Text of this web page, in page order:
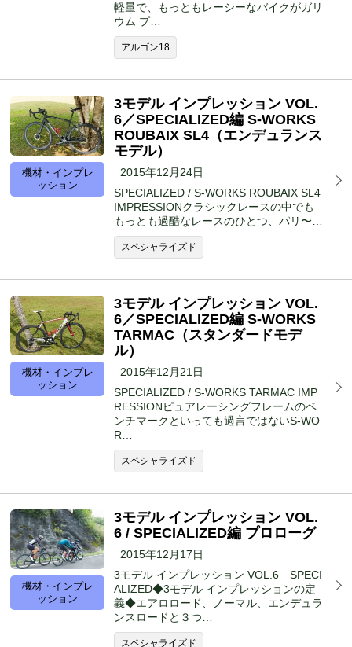
軽量で、もっともレーシーなバイクがガリ
ウム プ…
アルゴン18
機材・インプレ
ッション
3モデル インプレッション VOL.
6／SPECIALIZED編 S-WORKS
ROUBAIX SL4（エンデュランス
モデル）
2015年12月24日
SPECIALIZED / S-WORKS ROUBAIX SL4
IMPRESSIONクラシックレースの中でも
もっとも過酷なレースのひとつ、パリ〜…
スペシャライズド
機材・インプレ
ッション
3モデル インプレッション VOL.
6／SPECIALIZED編 S-WORKS
TARMAC（スタンダードモデ
ル）
2015年12月21日
SPECIALIZED / S-WORKS TARMAC IMP
RESSIONピュアレーシングフレームのベ
ンチマークといっても過言ではないS-WO
R…
スペシャライズド
機材・インプレ
ッション
3モデル インプレッション VOL.
6 / SPECIALIZED編 プロローグ
2015年12月17日
3モデル インプレッション VOL.6 SPECI
ALIZED◆3モデル インプレッションの定
義◆エアロロード、ノーマル、エンデュラ
ンスロードと３つ…
スペシャライズド